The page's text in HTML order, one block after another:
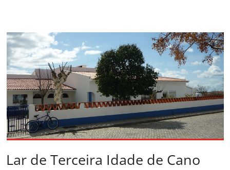
Lar de Terceira Idade de Cano